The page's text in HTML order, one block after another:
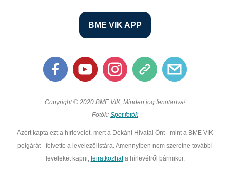
BME VIK APP
Copyright © 2020 BME VIK, Minden jog fenntartva!
Fotók: Spot fotók
Azért kapta ezt a hírlevelet, mert a Dékáni Hivatal Önt - mint a BME VIK
polgárát - felvette a levelezőlistára. Amennyiben nem szeretne további
leveleket kapni, leiratkozhata hírlevélről bármikor.